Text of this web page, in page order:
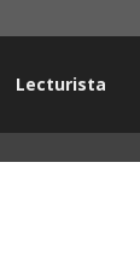
Lecturista